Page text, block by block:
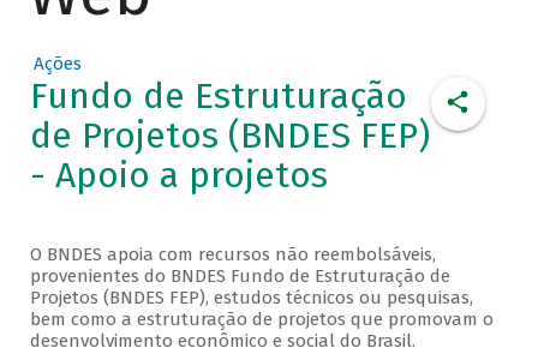
Ações
Fundo de Estruturação
de Projetos (BNDES FEP)
- Apoio a projetos
O BNDES apoia com recursos não reembolsáveis,
provenientes do BNDES Fundo de Estruturação de
Projetos (BNDES FEP), estudos técnicos ou pesquisas,
bem como a estruturação de projetos que promovam o
desenvolvimento econômico e social do Brasil.